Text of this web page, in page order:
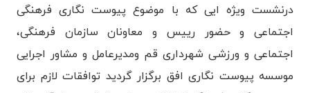
درنشست ویژه ایی که با موضوع پیوست نگاری فرهنگی
اجتماعی و حضور رییس و معاونان سازمان فرهنگی،
اجتماعی و ورزشی شهرداری قم ومدیرعامل و مشاور اجرایی
موسسه پیوست نگاری افق برگزار گردید توافقات لازم برای